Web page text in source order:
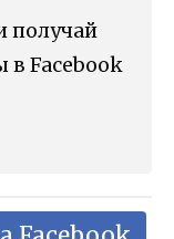
получай
в Facebook